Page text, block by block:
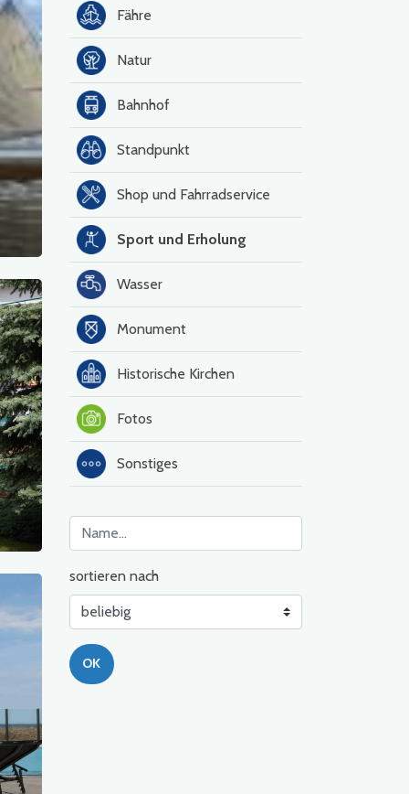
Fähre
Natur
Bahnhof
Standpunkt
Shop und Fahrradservice
Sport und Erholung
Wasser
Monument
Historische Kirchen
Fotos
Sonstiges
sortieren nach
OK